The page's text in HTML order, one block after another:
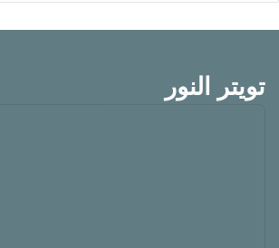
تويتر النور